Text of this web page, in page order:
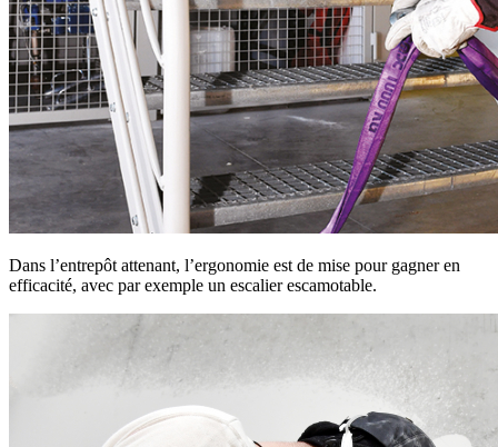
Dans l’entrepôt attenant, l’ergonomie est de mise pour gagner en
efficacité, avec par exemple un escalier escamotable.